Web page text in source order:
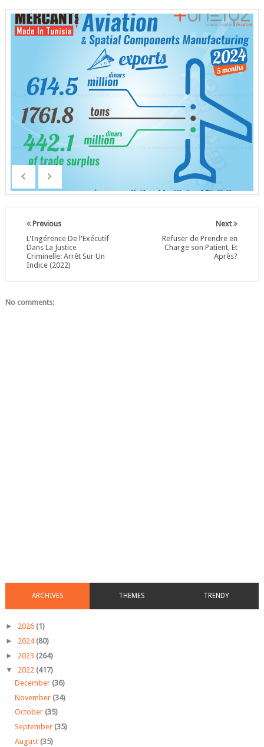
Next
Refuser de Prendre en
Charge son Patient, Et
Après?
Previous
L'Ingérence De l'Exécutif
Dans La Justice
Criminelle: Arrêt Sur Un
Indice (2022)
No comments:
ARCHIVES THEMES TRENDY
► 2026 (1)
► 2024 (80)
► 2023 (264)
▼ 2022 (417)
December (36)
November (34)
October (35)
September (35)
August (35)